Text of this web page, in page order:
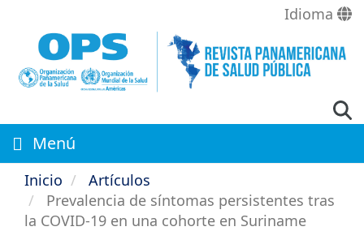
contenido
principal
Idioma
Menú
Inicio
Artículos
Prevalencia de síntomas persistentes tras
la COVID-19 en una cohorte en Suriname